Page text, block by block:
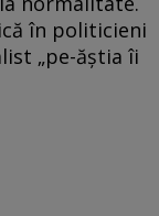
în politicieni
„pe-ăştia îi